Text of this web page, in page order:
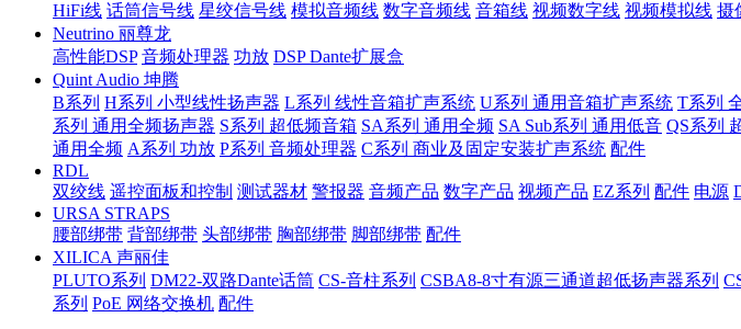
HiFi线 话筒信号线 星绞信号线 模拟音频线 数字音频线 音箱线 视频数字线 视频模拟线 摄
Neutrino 丽尊龙
高性能DSP 音频处理器 功放 DSP Dante扩展盒
Quint Audio 坤腾
B系列 H系列 小型线性扬声器 L系列 线性音箱扩声系统 U系列 通用音箱扩声系统 T系列
系列 通用全频扬声器 S系列 超低频音箱 SA系列 通用全频 SA Sub系列 通用低音 QS系列
通用全频 A系列 功放 P系列 音频处理器 C系列 商业及固定安装扩声系统 配件
RDL
双绞线 遥控面板和控制 测试器材 警报器 音频产品 数字产品 视频产品 EZ系列 配件 电源
URSA STRAPS
腰部绑带 背部绑带 头部绑带 胸部绑带 脚部绑带 配件
XILICA 声丽佳
PLUTO系列 DM22-双路Dante话筒 CS-音柱系列 CSBA8-8寸有源三通道超低扬声器系列
系列 PoE 网络交换机 配件